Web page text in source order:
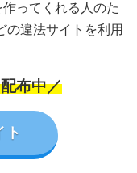
ってくれる人のた
の違法サイトを利用
布中／